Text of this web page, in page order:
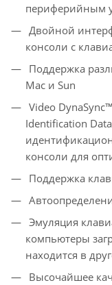
периферийным
Двойной
консоли с
Поддержка
Mac и Sun
Video
Identification
консоли для
Поддержка
Эмуляция
компьютеры
находится в
Высочайшее